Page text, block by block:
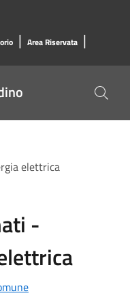
| Area Riservata |
elettrica
-